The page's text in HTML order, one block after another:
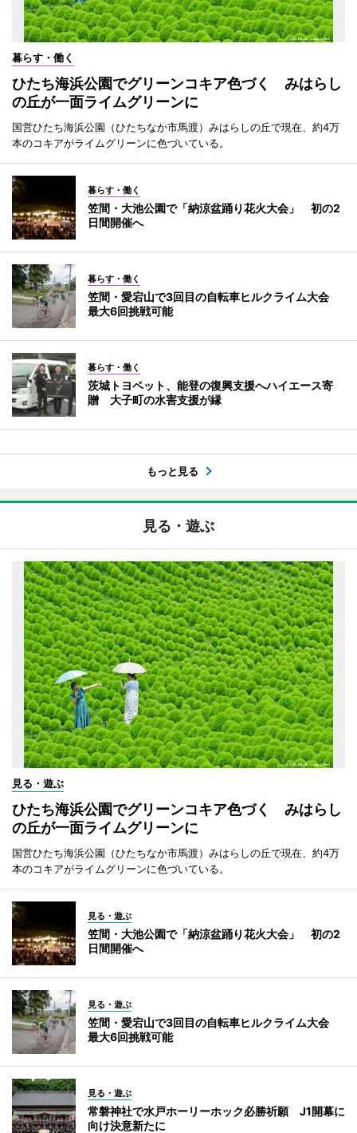
暮らす・働く
ひたち海浜公園でグリーンコキア色づく みはらし
の丘が一面ライムグリーンに
国営ひたち海浜公園（ひたちなか市馬渡）みはらしの丘で現在、約4万
本のコキアがライムグリーンに色づいている。
暮らす・働く
笠間・大池公園で「納涼盆踊り花火大会」 初の2
日間開催へ
暮らす・働く
笠間・愛宕山で3回目の自転車ヒルクライム大会
最大6回挑戦可能
暮らす・働く
茨城トヨペット、能登の復興支援へハイエース寄
贈 大子町の水害支援が縁
もっと見る
見る・遊ぶ
見る・遊ぶ
ひたち海浜公園でグリーンコキア色づく みはらし
の丘が一面ライムグリーンに
国営ひたち海浜公園（ひたちなか市馬渡）みはらしの丘で現在、約4万
本のコキアがライムグリーンに色づいている。
見る・遊ぶ
笠間・大池公園で「納涼盆踊り花火大会」 初の2
日間開催へ
見る・遊ぶ
笠間・愛宕山で3回目の自転車ヒルクライム大会
最大6回挑戦可能
見る・遊ぶ
常磐神社で水戸ホーリーホック必勝祈願 J1開幕に
向け決意新たに